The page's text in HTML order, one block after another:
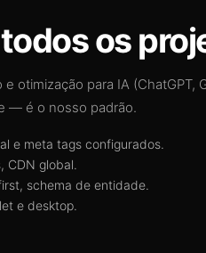
os
otimização para IA (ChatGPT,
— é o nosso padrão.
e meta tags configurados.
CDN global.
schema de entidade.
e desktop.